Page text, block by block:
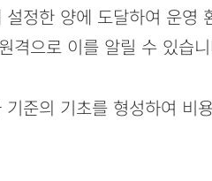
정한 양에 도달하여 운영
격으로 이를 알릴 수 있습
준의 기초를 형성하여 비